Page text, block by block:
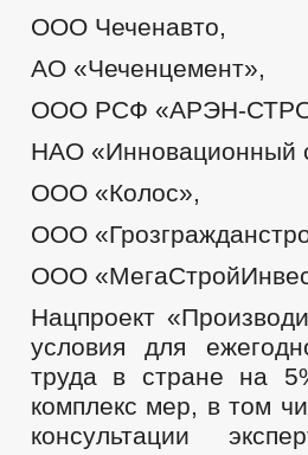
ООО Чеченавто,
АО «Чеченцемент»,
ООО РСФ «АРЭН-
НАО «Инновационный
ООО «Колос»,
ООО
ООО
Нацпроект
условия для
труда в стране на
комплекс мер, в том
консультации